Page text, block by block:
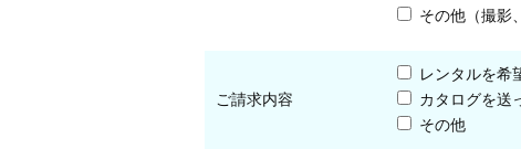
その他（撮影
ご請求内容
レンタルを希
カタログを送
その他